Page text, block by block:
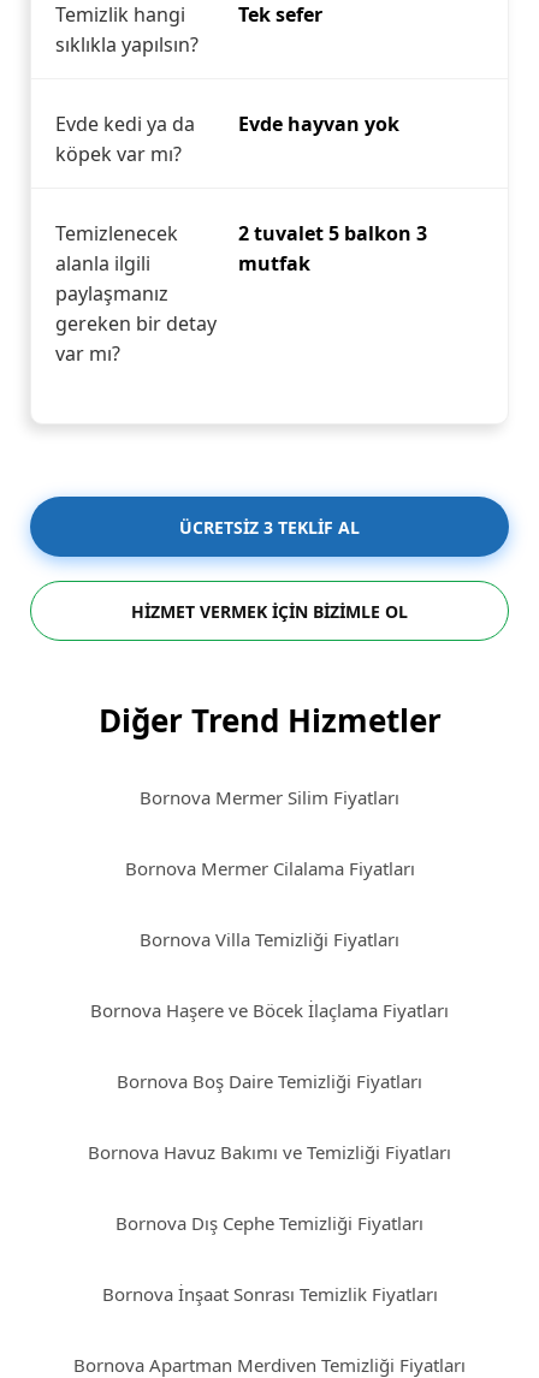
Temizlik hangi
sıklıkla yapılsın?
Tek sefer
Evde kedi ya da
köpek var mı?
Evde hayvan yok
Temizlenecek
alanla ilgili
paylaşmanız
gereken bir detay
var mı?
2 tuvalet 5 balkon 3
mutfak
ÜCRETSİZ 3 TEKLİF AL
HİZMET VERMEK İÇİN BİZİMLE OL
Diğer Trend Hizmetler
Bornova Mermer Silim Fiyatları
Bornova Mermer Cilalama Fiyatları
Bornova Villa Temizliği Fiyatları
Bornova Haşere ve Böcek İlaçlama Fiyatları
Bornova Boş Daire Temizliği Fiyatları
Bornova Havuz Bakımı ve Temizliği Fiyatları
Bornova Dış Cephe Temizliği Fiyatları
Bornova İnşaat Sonrası Temizlik Fiyatları
Bornova Apartman Merdiven Temizliği Fiyatları